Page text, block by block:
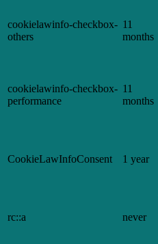
cookielawinfo-checkbox-
others
11
months
cookielawinfo-checkbox-
performance
11
months
CookieLawInfoConsent 1 year
rc::a never